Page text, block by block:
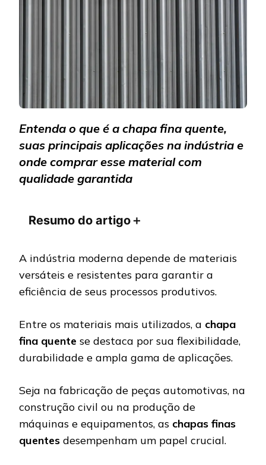
Entenda o que é a chapa fina quente,
suas principais aplicações na indústria e
onde comprar esse material com
qualidade garantida
Resumo do artigo＋
A indústria moderna depende de materiais
versáteis e resistentes para garantir a
eficiência de seus processos produtivos.
Entre os materiais mais utilizados, a chapa
fina quente se destaca por sua flexibilidade,
durabilidade e ampla gama de aplicações.
Seja na fabricação de peças automotivas, na
construção civil ou na produção de
máquinas e equipamentos, as chapas finas
quentes desempenham um papel crucial.